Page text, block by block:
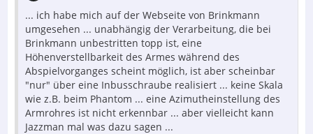
... ich habe mich auf der Webseite von Brinkmann
umgesehen ... unabhängig der Verarbeitung, die bei
Brinkmann unbestritten topp ist, eine
Höhenverstellbarkeit des Armes während des
Abspielvorganges scheint möglich, ist aber scheinbar
"nur" über eine Inbusschraube realisiert ... keine Skala
wie z.B. beim Phantom ... eine Azimutheinstellung des
Armrohres ist nicht erkennbar ... aber vielleicht kann
Jazzman mal was dazu sagen ...